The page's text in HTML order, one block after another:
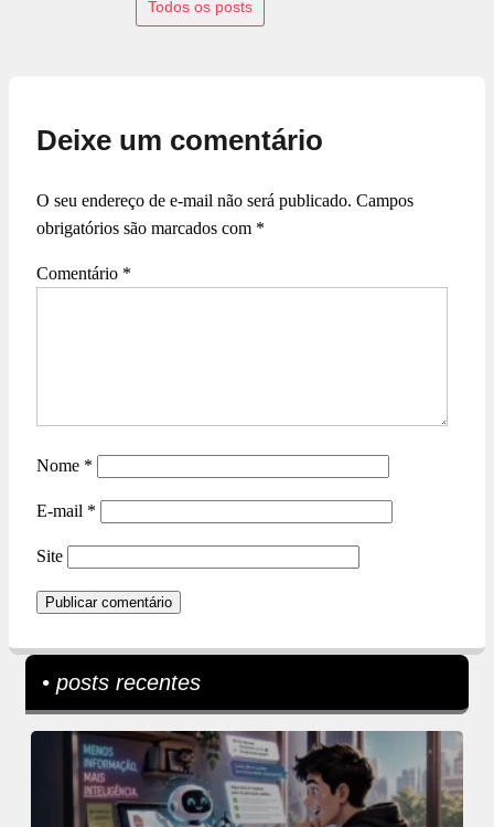
Todos os posts
Deixe um comentário
O seu endereço de e-mail não será publicado. Campos
obrigatórios são marcados com *
Comentário *
Nome *
E-mail *
Site
• posts recentes